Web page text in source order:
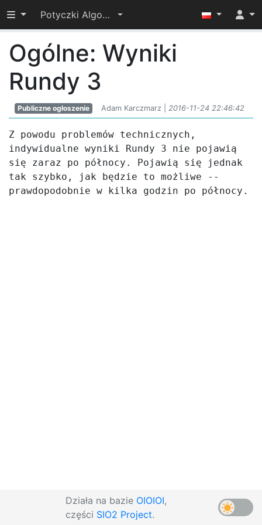
Przełącz widoczność menu
Potyczki Algorytmiczne 2016
Ogólne: Wyniki
Rundy 3
Publiczne ogłoszenie Adam Karczmarz | 2016-11-24 22:46:42
Z powodu problemów technicznych,
indywidualne wyniki Rundy 3 nie pojawią
się zaraz po północy. Pojawią się jednak
tak szybko, jak będzie to możliwe --
prawdopodobnie w kilka godzin po północy.
Działa na bazie OIOIOI,
części SIO2 Project.